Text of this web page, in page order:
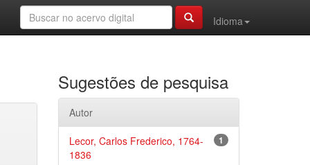
Idioma
Sugestões de pesquisa
Autor
1
Lecor, Carlos Frederico, 1764-
1836